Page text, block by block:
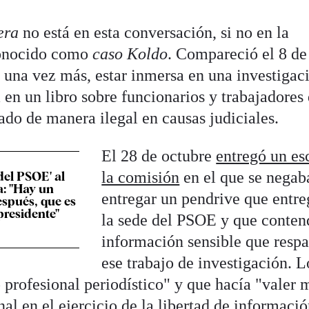
no está en esta conversación, si no en la
comocaso Koldo. Compareció el 8 de
vez más, estar inmersa en una
un libro sobre funcionarios y trabajadores
de manera ilegal en causas judiciales.
PSOE' al
"Hay un
que es
El 28 de octubre entregó un
la comisión en el que se
entregar un pendrive que
la sede del PSOE y que
información sensible que
ese trabajo de investigación.
profesional periodístico" y que hacía "valer